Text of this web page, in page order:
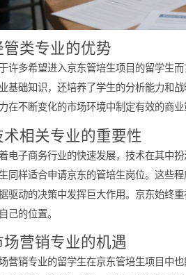
经管类专业的优势
对于许多希望进入京东管培生项目的
商业基础知识，还培养了学生的分析
能力在不断变化的市场环境中制定有
技术相关专业的重要性
随着电子商务行业的快速发展，技术
学生同样适合申请京东的管培生岗位
数据驱动的决策中发挥巨大作用。京